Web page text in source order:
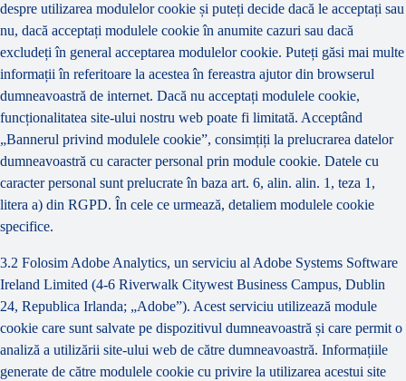
despre utilizarea modulelor cookie și puteți decide dacă le acceptați sau
nu, dacă acceptați modulele cookie în anumite cazuri sau dacă
excludeți în general acceptarea modulelor cookie. Puteți găsi mai multe
informații în referitoare la acestea în fereastra ajutor din browserul
dumneavoastră de internet. Dacă nu acceptați modulele cookie,
funcționalitatea site-ului nostru web poate fi limitată. Acceptând
„Bannerul privind modulele cookie”, consimțiți la prelucrarea datelor
dumneavoastră cu caracter personal prin module cookie. Datele cu
caracter personal sunt prelucrate în baza art. 6, alin. alin. 1, teza 1,
litera a) din RGPD. În cele ce urmează, detaliem modulele cookie
specifice.
3.2 Folosim Adobe Analytics, un serviciu al Adobe Systems Software
Ireland Limited (4-6 Riverwalk Citywest Business Campus, Dublin
24, Republica Irlanda; „Adobe”). Acest serviciu utilizează module
cookie care sunt salvate pe dispozitivul dumneavoastră și care permit o
analiză a utilizării site-ului web de către dumneavoastră. Informațiile
generate de către modulele cookie cu privire la utilizarea acestui site